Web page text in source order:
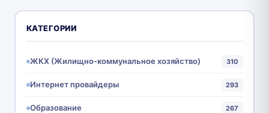
КАТЕГОРИИ
ЖКХ (Жилищно-коммунальное хозяйство) 310
Интернет провайдеры 293
Образование 267